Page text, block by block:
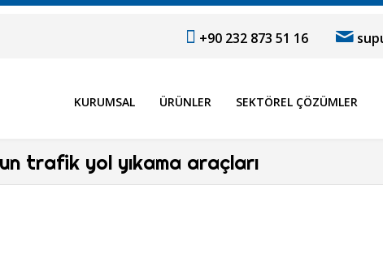
+90 232 873 51 16
KURUMSAL ÜRÜNLER SEKTÖREL ÇÖZÜMLER
trafik yol yıkama araçları